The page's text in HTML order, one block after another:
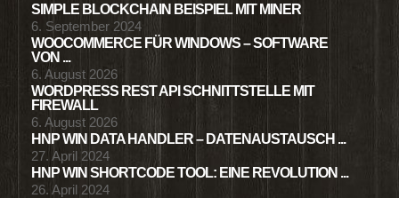
SIMPLE BLOCKCHAIN BEISPIEL MIT MINER
6. September 2024
WOOCOMMERCE FÜR WINDOWS – SOFTWARE
VON ...
6. August 2026
WORDPRESS REST API SCHNITTSTELLE MIT
FIREWALL
6. August 2026
HNP WIN DATA HANDLER – DATENAUSTAUSCH ...
27. April 2024
HNP WIN SHORTCODE TOOL: EINE REVOLUTION ...
26. April 2024